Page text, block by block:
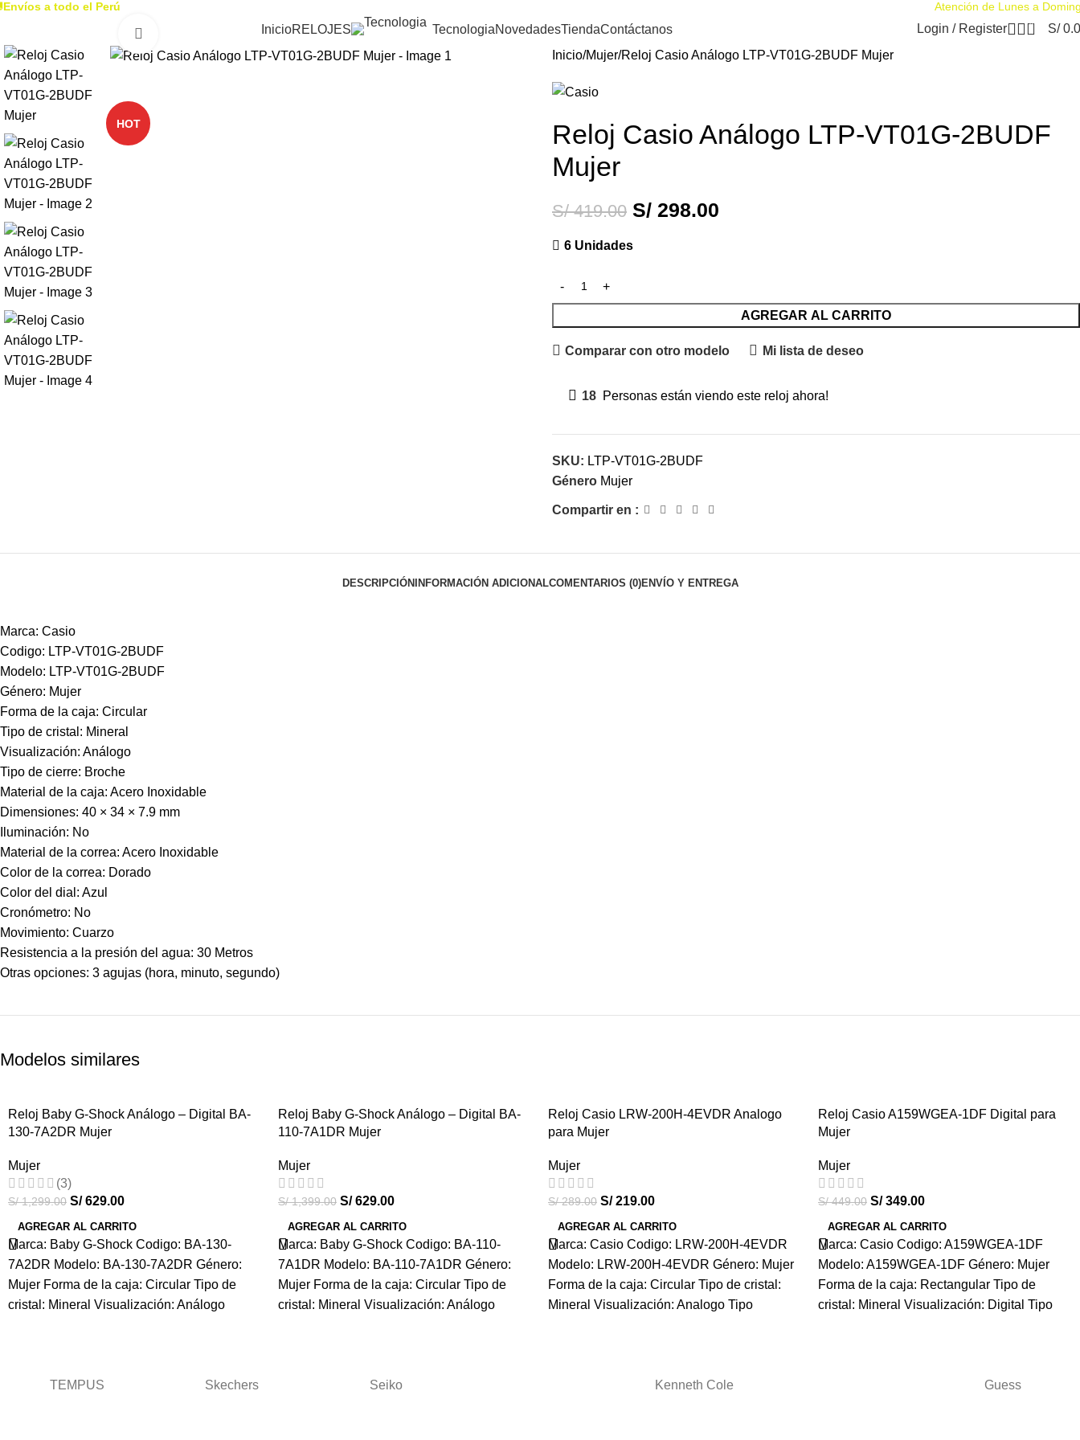
Envíos a todo el Perú Atención de Lunes a
InicioRELOJES TecnologiaNovedadesTiendaContáctanos Login / Register 0 S/
HOT
Inicio Mujer Reloj Casio Análogo LTP-VT01G-2BUDF Mujer
Reloj Casio Análogo LTP-VT01G-2BUDF
Mujer
S/419.00 S/ 298.00
6 Unidades
AGREGAR AL CARRITO
Comparar con otro modelo Mi lista de deseo
18 Personas están viendo este reloj ahora!
SKU: LTP-VT01G-2BUDF
Género Mujer
Compartir en :
DESCRIPCIÓN INFORMACIÓN ADICIONALCOMENTARIOS (0)ENVÍO Y ENTREGA
Marca: Casio
Codigo: LTP-VT01G-2BUDF
Modelo: LTP-VT01G-2BUDF
Género: Mujer
Forma de la caja: Circular
Tipo de cristal: Mineral
Visualización: Análogo
Tipo de cierre: Broche
Material de la caja: Acero Inoxidable
Dimensiones: 40 × 34 × 7.9 mm
Iluminación: No
Material de la correa: Acero Inoxidable
Color de la correa: Dorado
Color del dial: Azul
Cronómetro: No
Movimiento: Cuarzo
Resistencia a la presión del agua: 30 Metros
Otras opciones: 3 agujas (hora, minuto, segundo)
Modelos similares
-52%
Reloj Baby G-Shock Análogo – Digital BA-
130-7A2DR Mujer
Mujer
(3)
S/1,299.00 S/629.00
AGREGAR AL CARRITO
Marca: Baby G-Shock Codigo: BA-130-
7A2DR Modelo: BA-130-7A2DR Género:
Mujer Forma de la caja: Circular Tipo de
cristal: Mineral Visualización: Análogo
-55%
Reloj Baby G-Shock Análogo – Digital BA-
110-7A1DR Mujer
Mujer
S/1,399.00 S/629.00
AGREGAR AL CARRITO
Marca: Baby G-Shock Codigo: BA-110-
7A1DR Modelo: BA-110-7A1DR Género:
Mujer Forma de la caja: Circular Tipo de
cristal: Mineral Visualización: Análogo
-24%
Reloj Casio LRW-200H-4EVDR Analogo
para Mujer
Mujer
S/289.00 S/219.00
AGREGAR AL CARRITO
Marca: Casio Codigo: LRW-200H-4EVDR
Modelo: LRW-200H-4EVDR Género: Mujer
Forma de la caja: Circular Tipo de cristal:
Mineral Visualización: Analogo Tipo
-22%
Reloj Casio A159WGEA-1DF Digital para
Mujer
Mujer
S/449.00 S/349.00
AGREGAR AL CARRITO
Marca: Casio Codigo: A159WGEA-1DF
Modelo: A159WGEA-1DF Género: Mujer
Forma de la caja: Rectangular Tipo de
cristal: Mineral Visualización: Digital Tipo
TEMPUS Skechers Seiko Kenneth Cole Guess